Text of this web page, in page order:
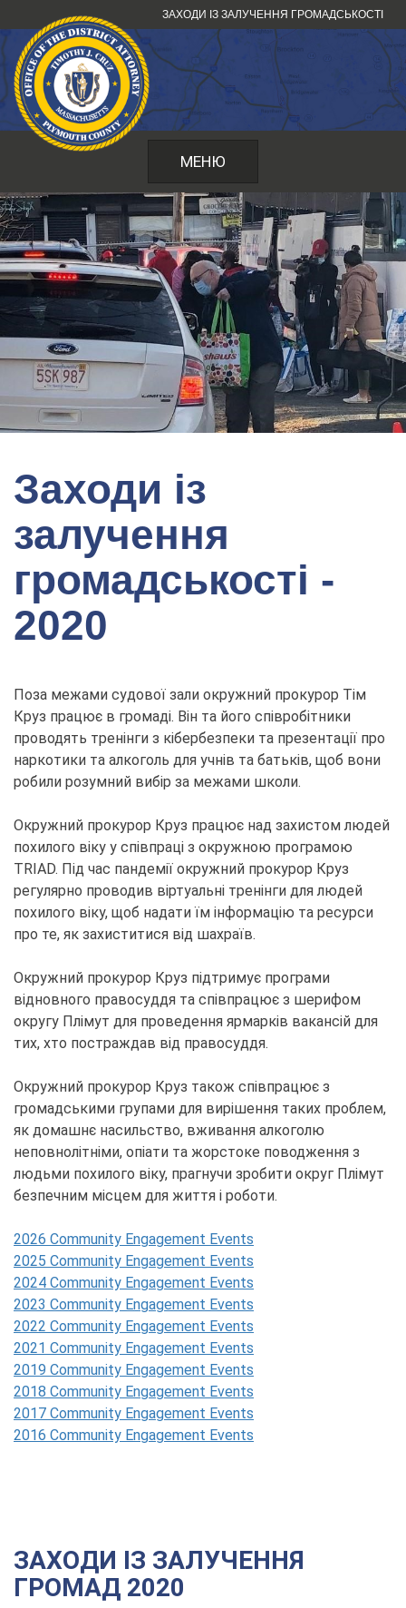
до
змісту
ЗАХОДИ ІЗ ЗАЛУЧЕННЯ ГРОМАДСЬКОСТІ
МЕНЮ
Заходи із
залучення
громадськості -
2020
Поза межами судової зали окружний прокурор Тім
Круз працює в громаді. Він та його співробітники
проводять тренінги з кібербезпеки та презентації про
наркотики та алкоголь для учнів та батьків, щоб вони
робили розумний вибір за межами школи.
Окружний прокурор Круз працює над захистом людей
похилого віку у співпраці з окружною програмою
TRIAD. Під час пандемії окружний прокурор Круз
регулярно проводив віртуальні тренінги для людей
похилого віку, щоб надати їм інформацію та ресурси
про те, як захиститися від шахраїв.
Окружний прокурор Круз підтримує програми
відновного правосуддя та співпрацює з шерифом
округу Плімут для проведення ярмарків вакансій для
тих, хто постраждав від правосуддя.
Окружний прокурор Круз також співпрацює з
громадськими групами для вирішення таких проблем,
як домашнє насильство, вживання алкоголю
неповнолітніми, опіати та жорстоке поводження з
людьми похилого віку, прагнучи зробити округ Плімут
безпечним місцем для життя і роботи.
2026 Community Engagement Events
2025 Community Engagement Events
2024 Community Engagement Events
2023 Community Engagement Events
2022 Community Engagement Events
2021 Community Engagement Events
2019 Community Engagement Events
2018 Community Engagement Events
2017 Community Engagement Events
2016 Community Engagement Events
ЗАХОДИ ІЗ ЗАЛУЧЕННЯ
ГРОМАД 2020